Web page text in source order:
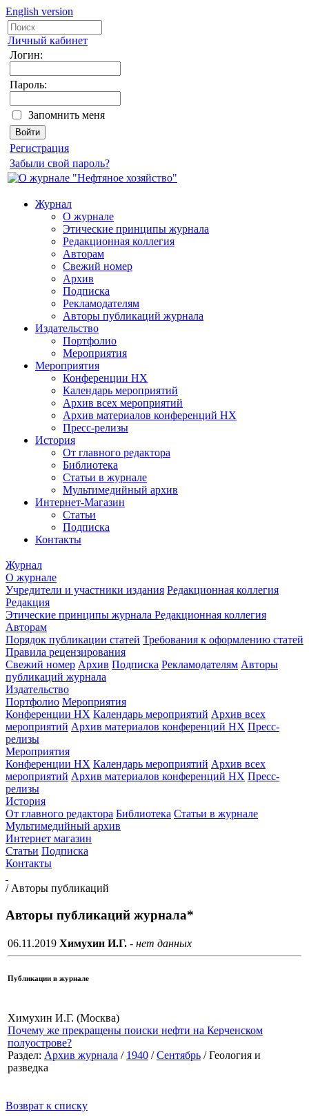
English version
Личный кабинет
Логин:
Пароль:
Запомнить меня
Регистрация
Забыли свой пароль?
Журнал
О журнале
Этические принципы журнала
Редакционная коллегия
Авторам
Свежий номер
Архив
Подписка
Рекламодателям
Авторы публикаций журнала
Издательство
Портфолио
Мероприятия
Мероприятия
Конференции НХ
Календарь мероприятий
Архив всех мероприятий
Архив материалов конференций НХ
Пресс-релизы
История
От главного редактора
Библиотека
Статьи в журнале
Мультимедийный архив
Интернет-Магазин
Статьи
Подписка
Контакты
Журнал
О журнале
Учредители и участники издания Редакционная коллегия
Редакция
Этические принципы журнала Редакционная коллегия
Авторам
Порядок публикации статей Требования к оформлению статей
Правила рецензирования
Свежий номер Архив Подписка Рекламодателям Авторы
публикаций журнала
Издательство
Портфолио Мероприятия
Конференции НХ Календарь мероприятий Архив всех
мероприятий Архив материалов конференций НХ Пресс-
релизы
Мероприятия
Конференции НХ Календарь мероприятий Архив всех
мероприятий Архив материалов конференций НХ Пресс-
релизы
История
От главного редактора Библиотека Статьи в журнале
Мультимедийный архив
Интернет магазин
Статьи Подписка
Контакты
/ Авторы публикаций
Авторы публикаций журнала*
06.11.2019 Химухин И.Г. - нет данных
Публикации в журнале
Химухин И.Г. (Москва)
Почему же прекращены поиски нефти на Керченском
полуострове?
Раздел: Архив журнала / 1940 /Сентябрь / Геология и
разведка
Возврат к списку